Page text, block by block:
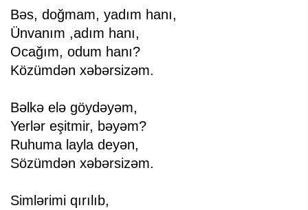
Bəs, doğmam, yadım hanı,
Ünvanım ,adım hanı,
Ocağım, odum hanı?
Közümdən xəbərsizəm.
Bəlkə elə göydəyəm,
Yerlər eşitmir, bəyəm?
Ruhuma layla deyən,
Sözümdən xəbərsizəm.
Simlərimi qırılıb,